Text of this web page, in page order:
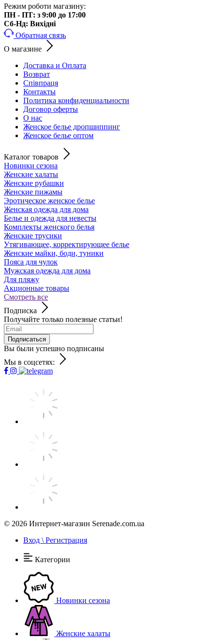
Режим роботи магазину:
ПН - ПТ: з 9:00 до 17:00
Cб-Нд: Вихідні
Обратная связь
О магазине
Доставка и Оплата
Возврат
Співпраця
Контакты
Политика конфиденциальности
Договор оферты
О нас
Женское белье дропшиппинг
Женское белье оптом
Каталог товаров
Новинки сезона
Женские халаты
Женские рубашки
Женские пижамы
Эротическое женское белье
Женская одежда для дома
Белье и одежда для невесты
Комплекты женского белья
Женские трусики
Утягивающее, корректирующее белье
Женские майки, боди, туники
Пояса для чулок
Мужская одежда для дома
Для пляжу
Акционные товары
Смотреть все
Подписка
Получайте только полезные статьи!
Подписаться
Вы были успешно подписаны
Мы в соцсетях:
© 2026 Интернет-магазин Serenade.com.ua
Вход \ Регистрация
Категории
Новинки сезона
Женские халаты